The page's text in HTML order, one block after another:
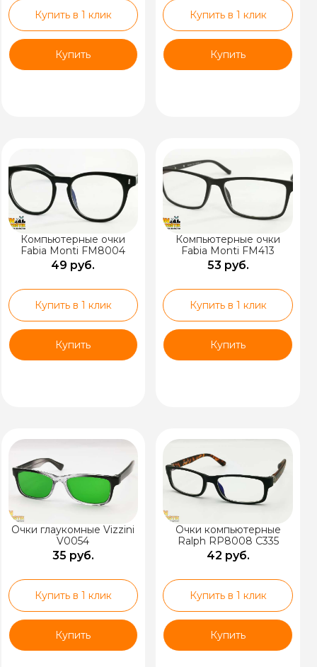
Купить в 1 клик
Купить
Купить в 1 клик
Купить
Компьютерные очки
Fabia Monti FM8004
49 руб.
Купить в 1 клик
Купить
Компьютерные очки
Fabia Monti FM413
53 руб.
Купить в 1 клик
Купить
Очки глаукомные Vizzini
V0054
35 руб.
Купить в 1 клик
Купить
Очки компьютерные
Ralph RP8008 C335
42 руб.
Купить в 1 клик
Купить